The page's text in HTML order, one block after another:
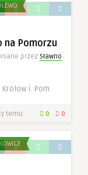
na Pomorzu
przez Sławno
Krolow i. Pom.
temu 0 0